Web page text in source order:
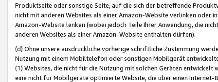
Produktseite oder sonstige Seite, auf die sich der betreffende
nicht mit anderen Websites als einer Amazon-Website verlinken oder
Amazon-Website lenken (wobei jedoch Teile Ihrer Anwendung, die
anderen Websites als einer Amazon-Website enthalten dürfen).
(d) Ohne unsere ausdrückliche vorherige schriftliche Zustimmung
Nutzung mit einem Mobiltelefon oder sonstigen Mobilgerät
(1) Websites, die nicht für die Nutzung mit solchen Geräten
eine nicht für Mobilgeräte optimierte Website, die über einen